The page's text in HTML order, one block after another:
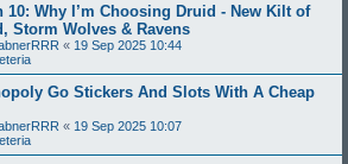
10: Why I’m Choosing Druid - New Kilt of
Storm Wolves & Ravens
« 19 Sep 2025 10:44
Go Stickers And Slots With A Cheap
« 19 Sep 2025 10:07